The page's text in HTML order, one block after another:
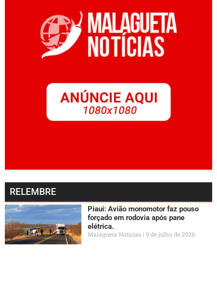
RELEMBRE
Piauí: Avião monomotor faz pouso
forçado em rodovia após pane
elétrica.
Malagueta Notícias 9 de julho de 2026